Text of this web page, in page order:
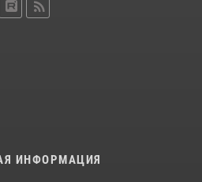
ИНФОРМАЦИЯ